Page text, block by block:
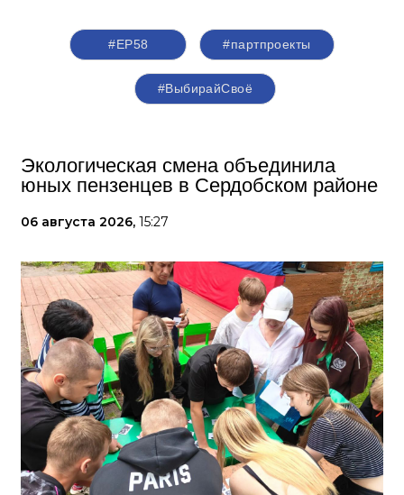
#ЕР58 #партпроекты
#ВыбирайСвоё
Экологическая смена объединила
юных пензенцев в Сердобском районе
06 августа 2026, 15:27